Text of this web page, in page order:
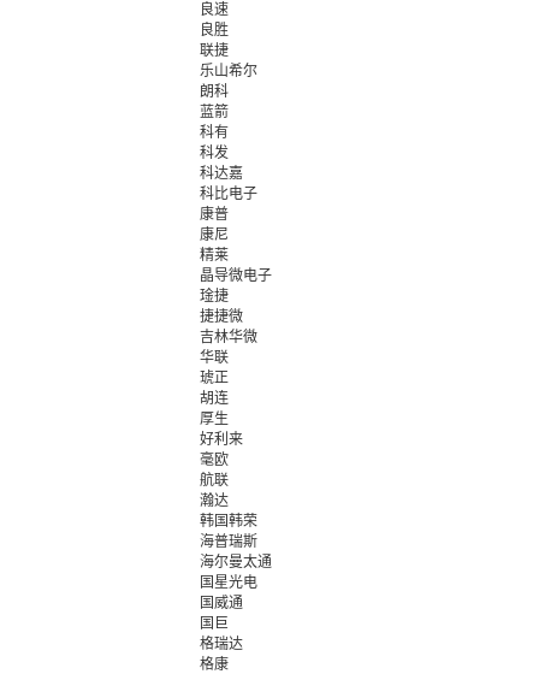
良速
良胜
联捷
乐山希尔
朗科
蓝箭
科有
科发
科达嘉
科比电子
康普
康尼
精莱
晶导微电子
琻捷
捷捷微
吉林华微
华联
琥正
胡连
厚生
好利来
毫欧
航联
瀚达
韩国韩荣
海普瑞斯
海尔曼太通
国星光电
国威通
国巨
格瑞达
格康